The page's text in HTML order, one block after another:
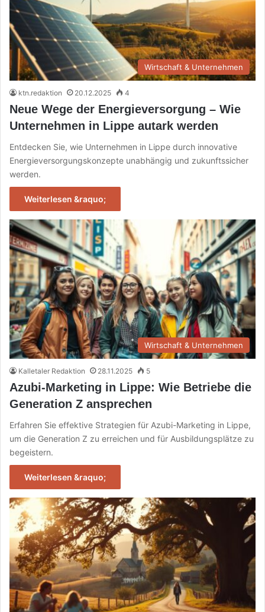
Wirtschaft & Unternehmen
ktn.redaktion 20.12.2025 4
Neue Wege der Energieversorgung – Wie
Unternehmen in Lippe autark werden
Entdecken Sie, wie Unternehmen in Lippe durch innovative
Energieversorgungskonzepte unabhängig und zukunftssicher
werden.
Weiterlesen &raquo;
Wirtschaft & Unternehmen
Kalletaler Redaktion 28.11.2025 5
Azubi-Marketing in Lippe: Wie Betriebe die
Generation Z ansprechen
Erfahren Sie effektive Strategien für Azubi-Marketing in Lippe,
um die Generation Z zu erreichen und für Ausbildungsplätze zu
begeistern.
Weiterlesen &raquo;